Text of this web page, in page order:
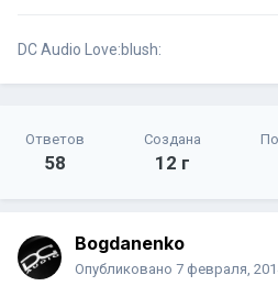
DC Audio Love:blush:
Ответов
58
Создана
12 г
Bogdanenko
Опубликовано 7 февраля,